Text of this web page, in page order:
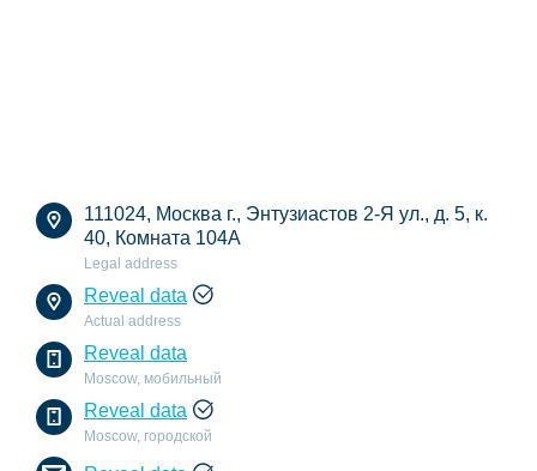
111024, Москва г., Энтузиастов 2-Я ул., д. 5, к.
40, Комната 104А
Legal address
Reveal data
Actual address
Reveal data
Moscow, мобильный
Reveal data
Moscow, городской